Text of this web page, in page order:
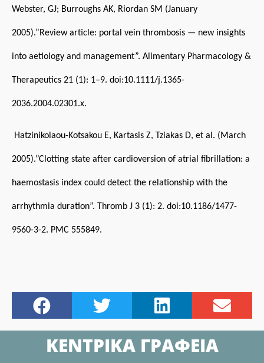
Webster, GJ; Burroughs AK, Riordan SM (January
2005).”Review article: portal vein thrombosis — new insights
into aetiology and management”. Alimentary Pharmacology &
Therapeutics 21 (1): 1–9. doi:10.1111/j.1365-
2036.2004.02301.x.
Hatzinikolaou-Kotsakou E, Kartasis Z, Tziakas D, et al. (March
2005).”Clotting state after cardioversion of atrial fibrillation: a
haemostasis index could detect the relationship with the
arrhythmia duration”. Thromb J 3 (1): 2. doi:10.1186/1477-
9560-3-2. PMC 555849.
ΚΕΝΤΡΙΚΑ ΓΡΑΦΕΙΑ